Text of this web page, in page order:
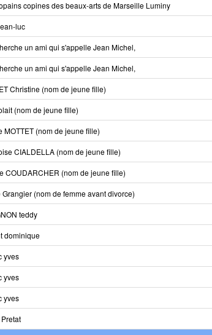
copines des beaux-arts de Marseille Luminy
luc
un ami qui s'appelle Jean Michel,
un ami qui s'appelle Jean Michel,
Christine (nom de jeune fille)
(nom de jeune fille)
MOTTET (nom de jeune fille)
CIALDELLA (nom de jeune fille)
COUDARCHER (nom de jeune fille)
Grangier (nom de femme avant divorce)
teddy
dominique
yves
yves
yves